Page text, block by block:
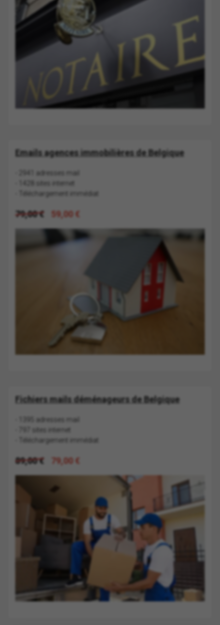
Emails agences immobilières de Belgique
- 2941 adresses mail
- 1428 sites internet
- Téléchargement immédiat
79,00 € 59,00 €
Fichiers mails déménageurs de Belgique
- 1395 adresses mail
- 797 sites internet
- Téléchargement immédiat
89,00 € 79,00 €